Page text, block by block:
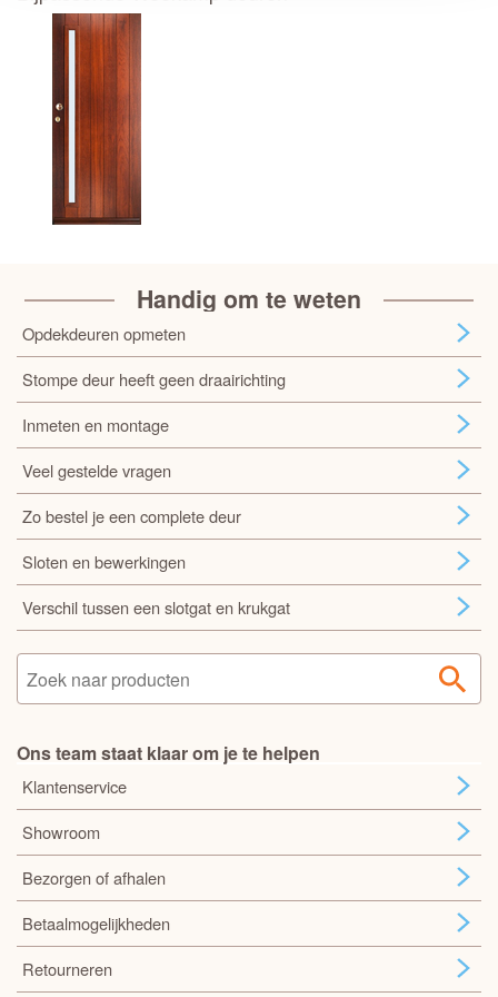
Handig om te weten
Opdekdeuren opmeten
Stompe deur heeft geen draairichting
Inmeten en montage
Veel gestelde vragen
Zo bestel je een complete deur
Sloten en bewerkingen
Verschil tussen een slotgat en krukgat
Ons team staat klaar om je te helpen
Klantenservice
Showroom
Bezorgen of afhalen
Betaalmogelijkheden
Retourneren